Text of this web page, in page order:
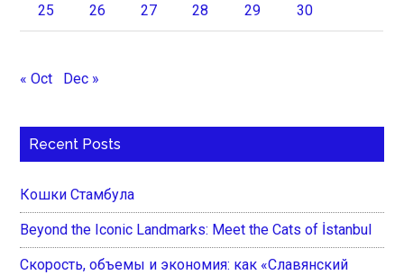
25 26 27 28 29 30
« Oct Dec »
Recent Posts
Кошки Стамбула
Beyond the Iconic Landmarks: Meet the Cats of İstanbul
Скорость, объемы и экономия: как «Славянский